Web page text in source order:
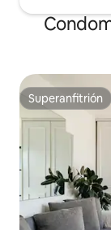
Superanfitrión
Superanfitrión